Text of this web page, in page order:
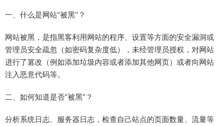
一、什么是网站“被黑”？
网站被黑，是指黑客利用网站的程序、设置等方面的安全漏洞或
管理员安全疏忽（如密码复杂度低），未经管理员授权，对网站
进行了篡改（例如添加垃圾内容或者添加其他网页）或者向网站
注入恶意代码等。
二、如何知道是否“被黑”？
分析系统日志、服务器日志，检查自己站点的页面数量、流量等